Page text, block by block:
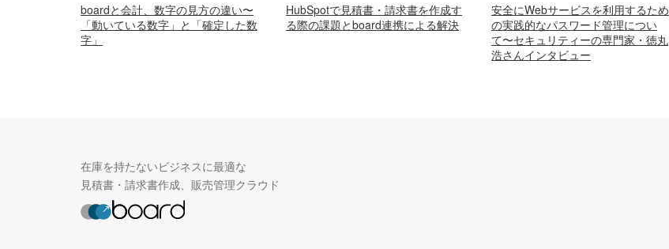
boardと会計、数字の見方の違い〜
「動いている数字」と「確定した数
字」
HubSpotで見積書・請求書を作成す
る際の課題とboard連携による解決
安全にWebサービスを利用するため
の実践的なパスワード管理につい
て〜セキュリティーの専門家・徳丸
浩さんインタビュー
在庫を持たないビジネスに最適な
見積書・請求書作成、販売管理クラウド